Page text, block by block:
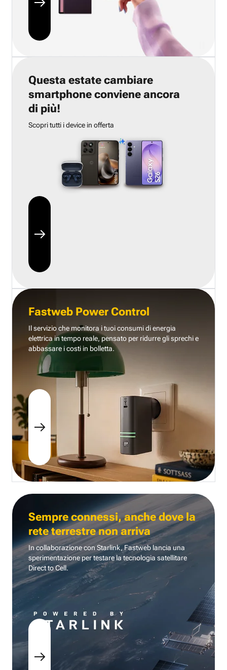
Questa estate cambiare
smartphone conviene ancora
di più!
Scopri tutti i device in offerta
Fastweb Power Control
Il servizio che monitora i tuoi consumi di energia
elettrica in tempo reale, pensato per ridurre gli sprechi e
abbassare i costi in bolletta.
Sempre connessi, anche dove la
rete terrestre non arriva
In collaborazione con Starlink, Fastweb lancia una
sperimentazione per testare la tecnologia satellitare
Direct to Cell.